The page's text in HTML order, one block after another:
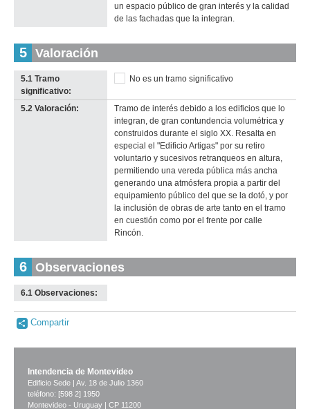
un espacio público de gran interés y la calidad
de las fachadas que la integran.
5 Valoración
5.1 Tramo
significativo:
No es un tramo significativo
5.2 Valoración:
Tramo de interés debido a los edificios que lo
integran, de gran contundencia volumétrica y
construidos durante el siglo XX. Resalta en
especial el "Edificio Artigas" por su retiro
voluntario y sucesivos retranqueos en altura,
permitiendo una vereda pública más ancha
generando una atmósfera propia a partir del
equipamiento público del que se la dotó, y por
la inclusión de obras de arte tanto en el tramo
en cuestión como por el frente por calle
Rincón.
6 Observaciones
6.1 Observaciones:
Compartir
Intendencia de Montevideo
Edificio Sede | Av. 18 de Julio 1360
teléfono: [598 2] 1950
Montevideo - Uruguay | CP 11200